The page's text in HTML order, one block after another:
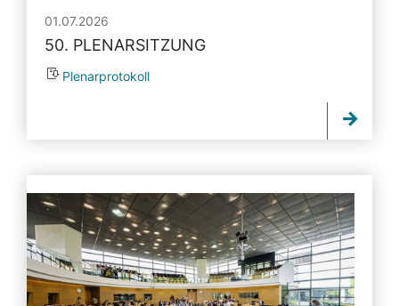
01.07.2026
50. PLENARSITZUNG
Plenarprotokoll